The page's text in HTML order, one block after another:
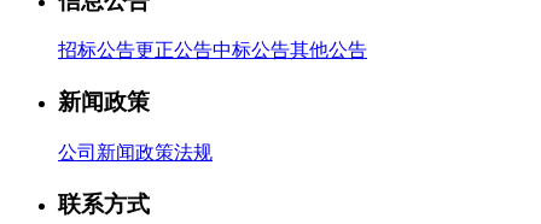
招标公告更正公告中标公告其他公告
新闻政策
公司新闻政策法规
联系方式